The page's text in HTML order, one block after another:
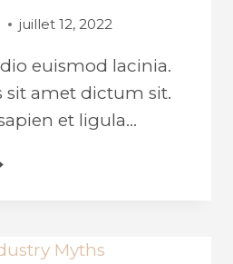
juillet 12, 2022
euismod lacinia.
sit amet dictum sit.
et ligula…